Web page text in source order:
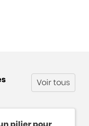
Voir tous